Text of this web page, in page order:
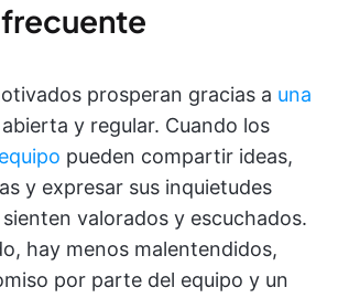
prosperan gracias a una
abierta y regular. Cuando los
pueden compartir ideas,
y expresar sus inquietudes
valorados y escuchados.
hay menos malentendidos,
por parte del equipo y un